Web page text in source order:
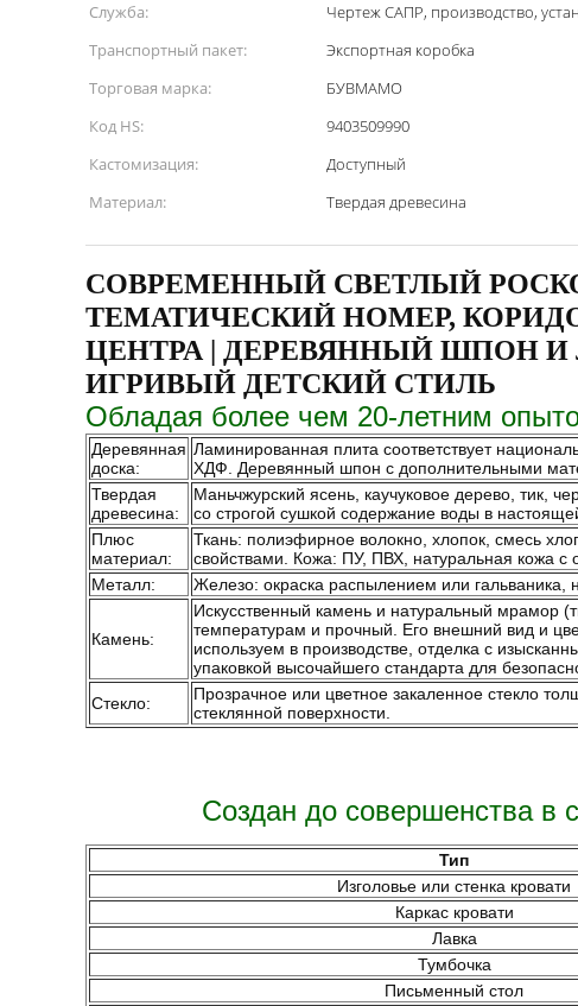
Служба:
Чертеж САПР, производство,
Транспортный пакет:
Экспортная коробка
Торговая марка:
БУВМАМО
Код HS:
9403509990
Кастомизация:
Доступный
Материал:
Твердая древесина
СОВРЕМЕННЫЙ СВЕТЛЫЙ
ТЕМАТИЧЕСКИЙ НОМЕР,
ЦЕНТРА | ДЕРЕВЯННЫЙ ШПОН
ИГРИВЫЙ ДЕТСКИЙ СТИЛЬ
Обладая более чем 20-летним
Деревянная
доска:
Ламинированная плита соответствует
ХДФ. Деревянный шпон с дополнительными
Твердая
древесина:
Маньчжурский ясень, каучуковое дерево, тик,
со строгой сушкой содержание воды в
Плюс
материал:
Ткань: полиэфирное волокно, хлопок, смесь
свойствами. Кожа: ПУ, ПВХ, натуральная кожа с
Металл:
Железо: окраска распылением или гальваника,
Камень:
Искусственный камень и натуральный мрамор
температурам и прочный. Его внешний вид и
используем в производстве, отделка с
упаковкой высочайшего стандарта для
Стекло:
Прозрачное или цветное закаленное стекло
стеклянной поверхности.
Создан до совершенства в
Тип
Изголовье или стенка кровати
Каркас кровати
Лавка
Тумбочка
Письменный стол